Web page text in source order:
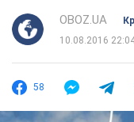
OBOZ.UA
10.08.2016
58